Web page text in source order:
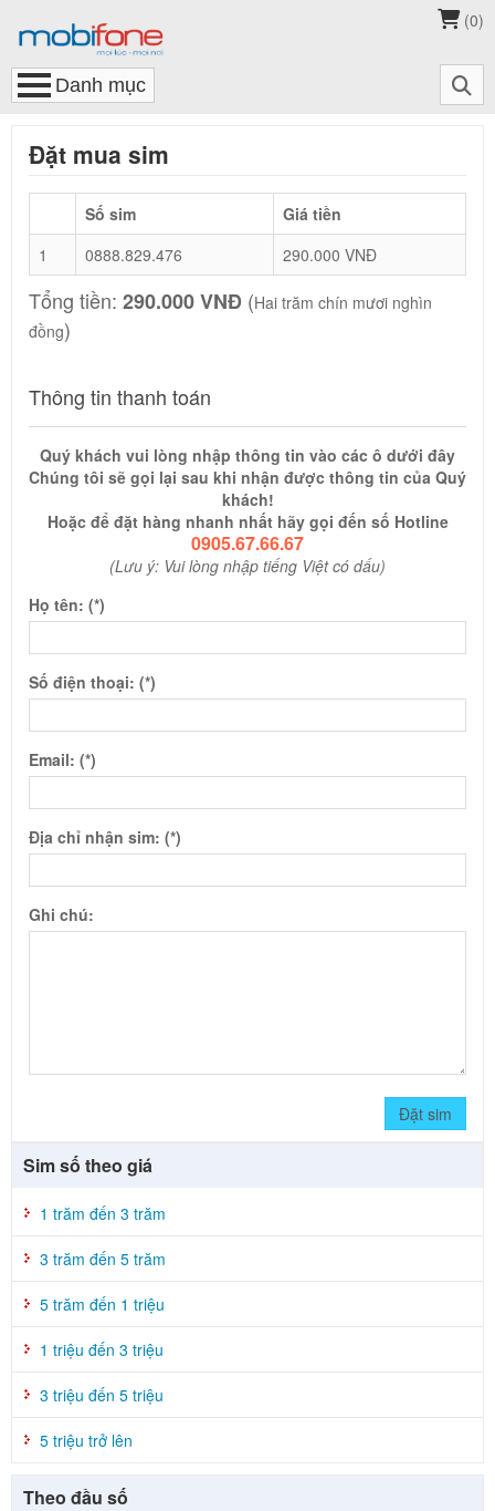
(0)
Đặt mua sim
Số sim
Giá tiền
1
0888.829.476 290.000 VNĐ
Tổng tiền: 290.000 VNĐ (Hai trăm chín mươi nghìn
đồng)
Thông tin thanh toán
Quý khách vui lòng nhập thông tin vào các ô dưới đây
Chúng tôi sẽ gọi lại sau khi nhận được thông tin của Quý
khách!
Hoặc để đặt hàng nhanh nhất hãy gọi đến số Hotline
0905.67.66.67
(Lưu ý: Vui lòng nhập tiếng Việt có dấu)
Họ tên: (*)
Số điện thoại: (*)
Email: (*)
Địa chỉ nhận sim: (*)
Ghi chú:
Đặt sim
Sim số theo giá
1 trăm đến 3 trăm
3 trăm đến 5 trăm
5 trăm đến 1 triệu
1 triệu đến 3 triệu
3 triệu đến 5 triệu
5 triệu trở lên
Theo đầu số